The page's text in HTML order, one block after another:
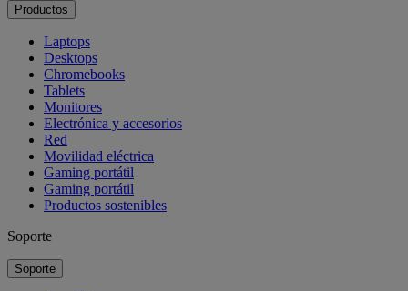
Productos
Laptops
Desktops
Chromebooks
Tablets
Monitores
Electrónica y accesorios
Red
Movilidad eléctrica
Gaming portátil
Gaming portátil
Productos sostenibles
Soporte
Soporte